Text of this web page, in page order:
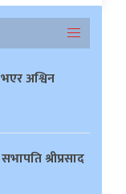
अश्विन
श्रीप्रसाद